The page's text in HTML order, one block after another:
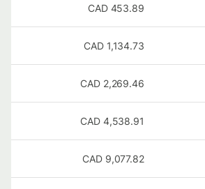
453.89
CAD
1,134.73
CAD
2,269.46
CAD
4,538.91
CAD
9,077.82
CAD